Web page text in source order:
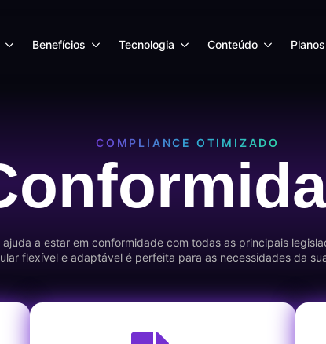
Benefícios Tecnologia Conteúdo Planos
COMPLIANCE OTIMIZADO
a estar em conformidade com todas as principais
flexível e adaptável é perfeita para as necessidades da